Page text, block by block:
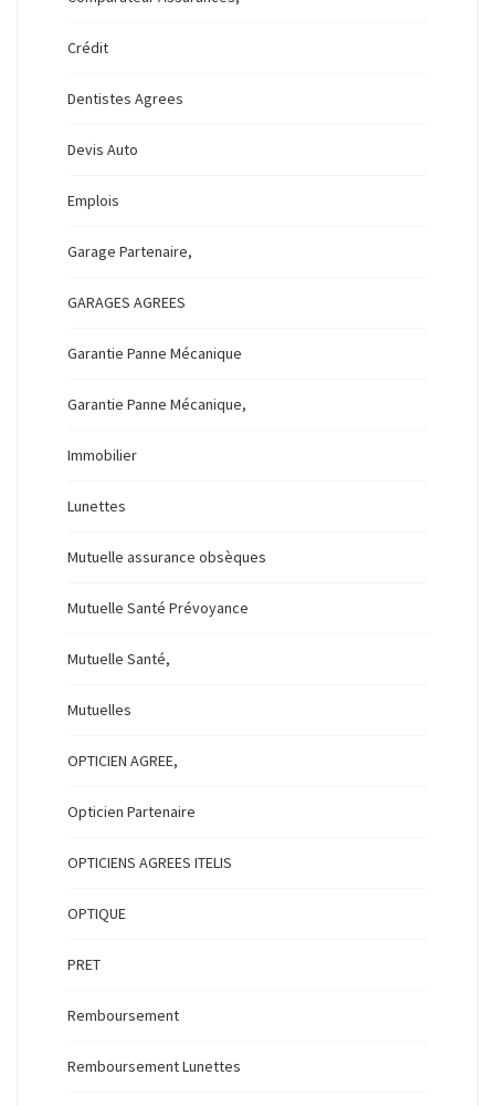
Crédit
Dentistes Agrees
Devis Auto
Emplois
Garage Partenaire,
GARAGES AGREES
Garantie Panne Mécanique
Garantie Panne Mécanique,
Immobilier
Lunettes
Mutuelle assurance obsèques
Mutuelle Santé Prévoyance
Mutuelle Santé,
Mutuelles
OPTICIEN AGREE,
Opticien Partenaire
OPTICIENS AGREES ITELIS
OPTIQUE
PRET
Remboursement
Remboursement Lunettes